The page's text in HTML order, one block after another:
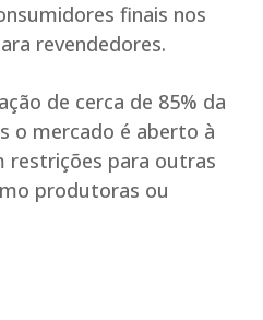
finais nos
revendedores.
de cerca de 85% da
o mercado é aberto à
restrições para outras
produtoras ou